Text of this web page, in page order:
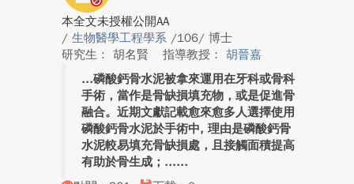
本全文未授權公開AA
/ 生物醫學工程學系 /106/ 博士
研究生： 胡名賢
指導教授： 胡晉嘉
磷酸鈣骨水泥被拿來運用在牙科或骨科
手術，當作是骨缺損填充物，或是促進骨
融合。近期文獻記載愈來愈多人選擇使用
磷酸鈣骨水泥於手術中, 理由是磷酸鈣骨
水泥較易填充骨缺損處，且接觸面積提高
有助於骨生成；...